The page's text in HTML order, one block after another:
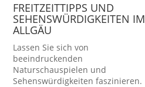
FREITZEITTIPPS UND
SEHENSWÜRDIGKEITEN IM
ALLGÄU
Lassen Sie sich von
beeindruckenden
Naturschauspielen und
Sehenswürdigkeiten faszinieren.